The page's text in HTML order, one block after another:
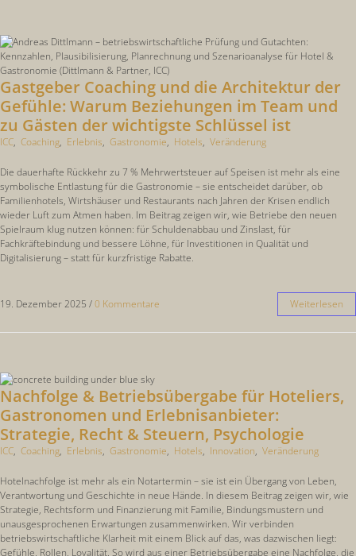
Gastgeber Coaching und die Architektur der
Gefühle: Warum Beziehungen im Team und
zu Gästen der wichtigste Schlüssel ist
ICC, Coaching, Erlebnis, Gastronomie, Hotels, Veränderung
Die dauerhafte Rückkehr zu 7 % Mehrwertsteuer auf Speisen ist mehr als eine
symbolische Entlastung für die Gastronomie – sie entscheidet darüber, ob
Familienhotels, Wirtshäuser und Restaurants nach Jahren der Krisen endlich
wieder Luft zum Atmen haben. Im Beitrag zeigen wir, wie Betriebe den neuen
Spielraum klug nutzen können: für Schuldenabbau und Zinslast, für
Fachkräftebindung und bessere Löhne, für Investitionen in Qualität und
Digitalisierung – statt für kurzfristige Rabatte.
19. Dezember 2025 /0 Kommentare Weiterlesen
Nachfolge & Betriebsübergabe für Hoteliers,
Gastronomen und Erlebnisanbieter:
Strategie, Recht & Steuern, Psychologie
ICC, Coaching, Erlebnis, Gastronomie, Hotels, Innovation, Veränderung
Hotelnachfolge ist mehr als ein Notartermin – sie ist ein Übergang von Leben,
Verantwortung und Geschichte in neue Hände. In diesem Beitrag zeigen wir, wie
Strategie, Rechtsform und Finanzierung mit Familie, Bindungsmustern und
unausgesprochenen Erwartungen zusammenwirken. Wir verbinden
betriebswirtschaftliche Klarheit mit einem Blick auf das, was dazwischen liegt:
Gefühle, Rollen, Loyalität. So wird aus einer Betriebsübergabe eine Nachfolge, die